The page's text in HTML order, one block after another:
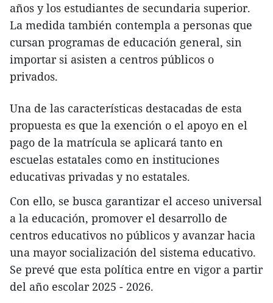
años y los estudiantes de secundaria superior.
La medida también contempla a personas que
cursan programas de educación general, sin
importar si asisten a centros públicos o
privados.
Una de las características destacadas de esta
propuesta es que la exención o el apoyo en el
pago de la matrícula se aplicará tanto en
escuelas estatales como en instituciones
educativas privadas y no estatales.
Con ello, se busca garantizar el acceso universal
a la educación, promover el desarrollo de
centros educativos no públicos y avanzar hacia
una mayor socialización del sistema educativo.
Se prevé que esta política entre en vigor a partir
del año escolar 2025 - 2026.